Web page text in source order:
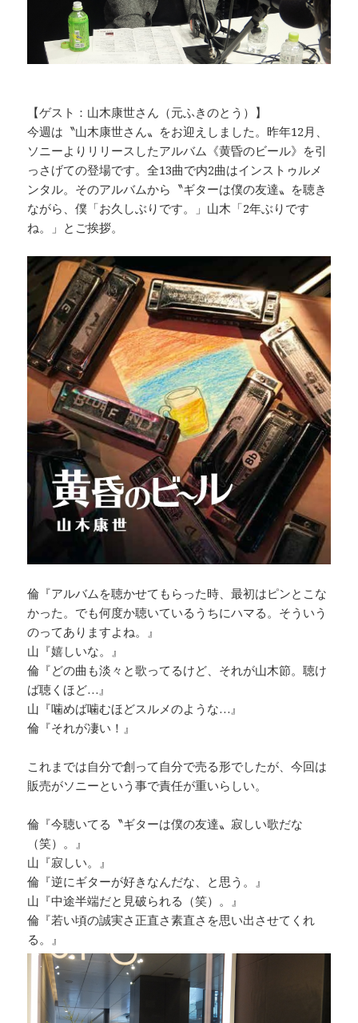
【ゲスト：山木康世さん（元ふきのとう）】
今週は〝山木康世さん〟をお迎えしました。昨年12月、
ソニーよりリリースしたアルバム《黄昏のビール》を引
っさげての登場です。全13曲で内2曲はインストゥルメ
ンタル。そのアルバムから〝ギターは僕の友達〟を聴き
ながら、僕「お久しぶりです。」山木「2年ぶりです
ね。」とご挨拶。
倫『アルバムを聴かせてもらった時、最初はピンとこな
かった。でも何度か聴いているうちにハマる。そういう
のってありますよね。』
山『嬉しいな。』
倫『どの曲も淡々と歌ってるけど、それが山木節。聴け
ば聴くほど…』
山『噛めば噛むほどスルメのような…』
倫『それが凄い！』
これまでは自分で創って自分で売る形でしたが、今回は
販売がソニーという事で責任が重いらしい。
倫『今聴いてる〝ギターは僕の友達〟寂しい歌だな
（笑）。』
山『寂しい。』
倫『逆にギターが好きなんだな、と思う。』
山『中途半端だと見破られる（笑）。』
倫『若い頃の誠実さ正直さ素直さを思い出させてくれ
る。』